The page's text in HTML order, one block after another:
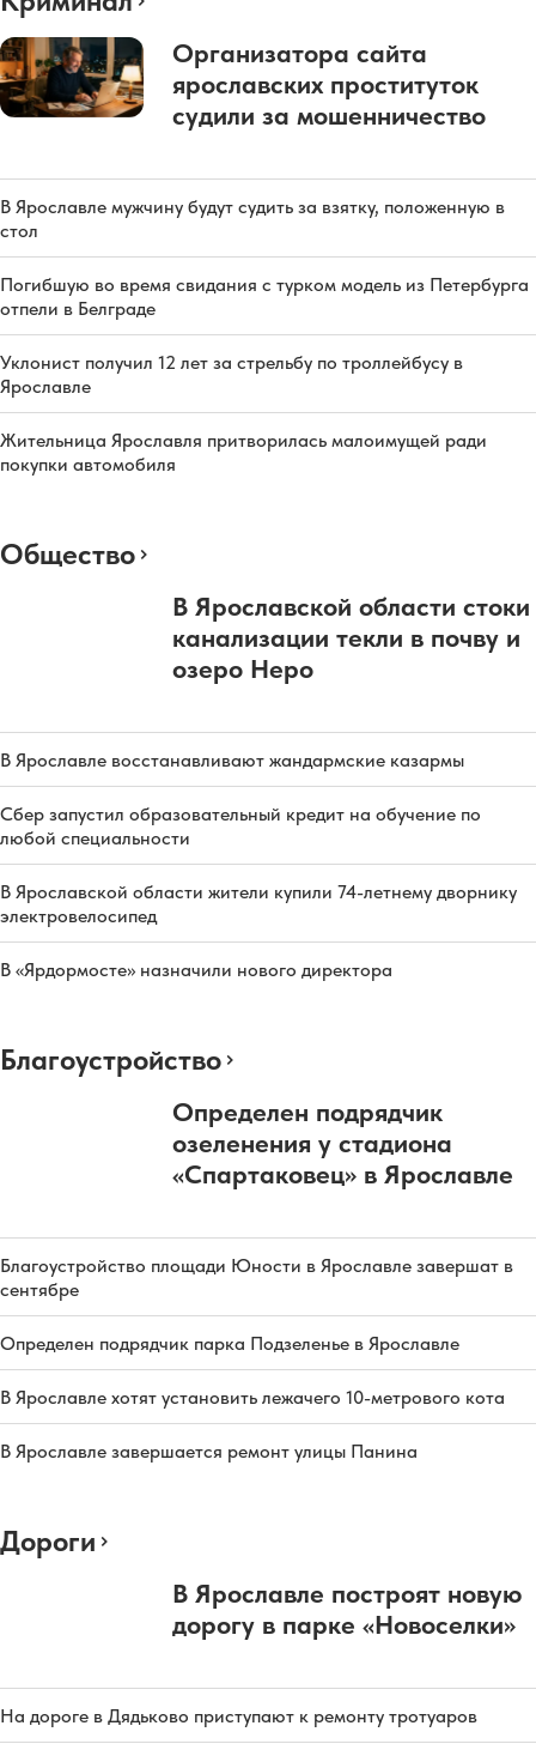
Организатора сайта
ярославских проституток
судили за мошенничество
В Ярославле мужчину будут судить за взятку, положенную в
стол
Погибшую во время свидания с турком модель из Петербурга
отпели в Белграде
Уклонист получил 12 лет за стрельбу по троллейбусу в
Ярославле
Жительница Ярославля притворилась малоимущей ради
покупки автомобиля
Общество
В Ярославской области стоки
канализации текли в почву и
озеро Неро
В Ярославле восстанавливают жандармские казармы
Сбер запустил образовательный кредит на обучение по
любой специальности
В Ярославской области жители купили 74-летнему дворнику
электровелосипед
В «Ярдормосте» назначили нового директора
Благоустройство
Определен подрядчик
озеленения у стадиона
«Спартаковец» в Ярославле
Благоустройство площади Юности в Ярославле завершат в
сентябре
Определен подрядчик парка Подзеленье в Ярославле
В Ярославле хотят установить лежачего 10-метрового кота
В Ярославле завершается ремонт улицы Панина
Дороги
В Ярославле построят новую
дорогу в парке «Новоселки»
На дороге в Дядьково приступают к ремонту тротуаров